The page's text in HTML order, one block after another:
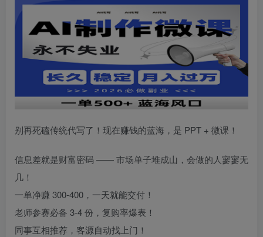
别再死磕传统代写了！现在赚钱的蓝海，是 PPT + 微课！
信息差就是财富密码 —— 市场单子堆成山，会做的人寥寥无
几！
一单净赚 300-400，一天就能交付！
老师参赛必备 3-4 份，复购率爆表！
同事互相推荐，客源自动找上门！